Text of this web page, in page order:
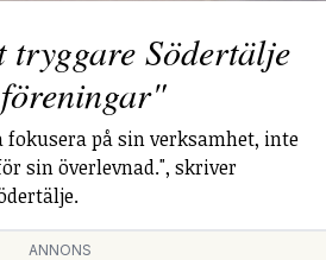
tryggare Södertälje
fokusera på sin verksamhet, inte
sin överlevnad.", skriver
ANNONS